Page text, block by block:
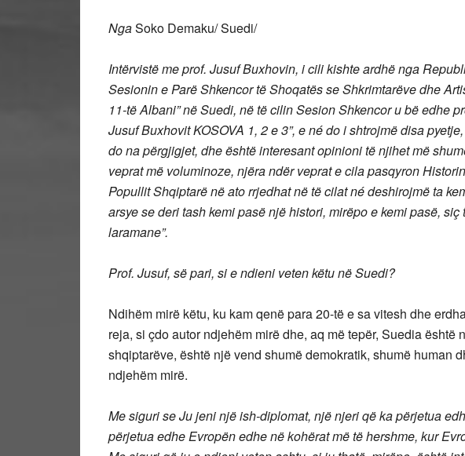
NgaSoko Demaku/ Suedi/
Intërvistë me prof. Jusuf Buxhovin, i cili kishte ardhë nga
Sesionin e Parë Shkencor të Shoqatës se Shkrimtarëve dhe
11-të Albani” në Suedi, në të cilin Sesion Shkencor u bë edhe
Jusuf Buxhovit KOSOVA 1, 2 e 3”, e né do i shtrojmë disa
do na përgjigjet, dhe është interesant opinioni të njihet më
veprat më voluminoze, njëra ndër veprat e cila pasqyron
Popullit Shqiptarë në ato rrjedhat në të cilat né deshirojmë ta
arsye se deri tash kemi pasë një histori, mirëpo e kemi pasë,
laramane”.
Prof. Jusuf, së pari, si e ndieni veten këtu në Suedi?
Ndihëm mirë këtu, ku kam qenë para 20-të e sa vitesh dhe
reja, si çdo autor ndjehëm mirë dhe, aq më tepër, Suedia është
shqiptarëve, është një vend shumë demokratik, shumë human
ndjehëm mirë.
Me siguri se Ju jeni një ish-diplomat, një njeri që ka përjetua
përjetua edhe Evropën edhe në kohërat më të hershme, kur